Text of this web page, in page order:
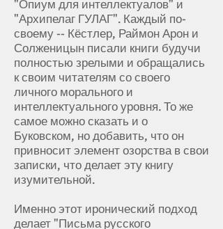
"Опиум для интеллектуалов" и
"Архипелаг ГУЛАГ". Каждый по-
своему -- Кёстлер, Раймон Арон и
Солженицын писали книги будучи
полностью зрелыми и обращались
к своим читателям со своего
личного морального и
интеллектуального уровня. То же
самое можно сказать и о
Буковском, но добавить, что он
привносит элемент озорства в свои
записки, что делает эту книгу
изумительной.
Именно этот иронический подход
делает "Письма русского